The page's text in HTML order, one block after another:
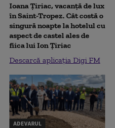
Ioana Țiriac, vacanță de lux
în Saint-Tropez. Cât costă o
singură noapte la hotelul cu
aspect de castel ales de
fiica lui Ion Țiriac
Descarcă aplicația Digi FM
ADEVARUL